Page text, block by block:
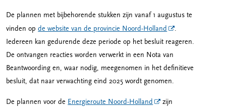
De plannen met bijbehorende stukken zijn vanaf 1 augustus te
vinden opde website van de provincie Noord-Holland
.
Iedereen kan gedurende deze periode op het besluit reageren.
De ontvangen reacties worden verwerkt in een Nota van
Beantwoording en, waar nodig, meegenomen in het definitieve
besluit, dat naar verwachting eind 2025 wordt genomen.
De plannen voor de Energieroute Noord-Holland
zijn